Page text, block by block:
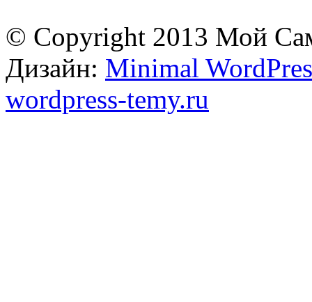
© Copyright 2013 Мой
Дизайн: Minimal
wordpress-temy.ru